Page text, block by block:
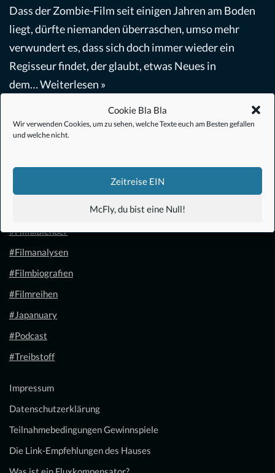
Cookie Bla Bla
Wir verwenden Cookies, um zu sehen, welche Texte euch am Besten gefallen
und welche nicht.
Zeitreise EIN
McFly, du bist eine Null!
Dass der Zombie-Film seit einigen Jahren am Boden
liegt, dürfte niemanden überraschen, umso mehr
verwundert es, dass sich doch immer wieder ein
Regisseur findet, der glaubt, etwas Neues in
dem…Weiterlesen »
#Filmkalender
#Filmanalysen
#Filmbiografien
#Filmreihen
#Japanuary
#Podcast
#Treibstoff
Impressum
Datenschutzerklärung
Teilnahmebedingungen Gewinnspiele
Die Link-Empfehlungen des Hauses